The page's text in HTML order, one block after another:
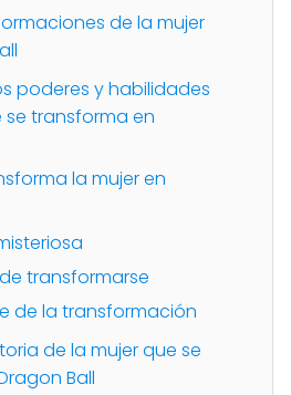
de la mujer
poderes y habilidades
se transforma en
la mujer en
transformarse
de la transformación
de la mujer que se
Ball